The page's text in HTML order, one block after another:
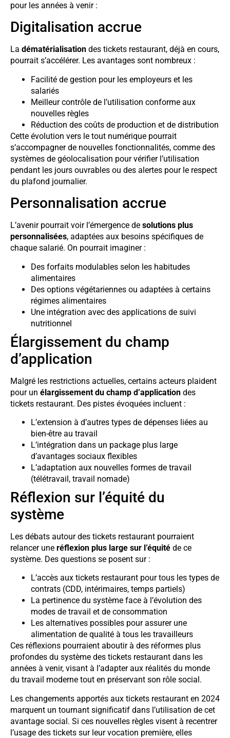
pour les années à venir :
Digitalisation accrue
La dématérialisation des tickets restaurant, déjà en cours,
pourrait s’accélérer. Les avantages sont nombreux :
Facilité de gestion pour les employeurs et les
salariés
Meilleur contrôle de l’utilisation conforme aux
nouvelles règles
Réduction des coûts de production et de distribution
Cette évolution vers le tout numérique pourrait
s’accompagner de nouvelles fonctionnalités, comme des
systèmes de géolocalisation pour vérifier l’utilisation
pendant les jours ouvrables ou des alertes pour le respect
du plafond journalier.
Personnalisation accrue
L’avenir pourrait voir l’émergence de solutions plus
personnalisées, adaptées aux besoins spécifiques de
chaque salarié. On pourrait imaginer :
Des forfaits modulables selon les habitudes
alimentaires
Des options végétariennes ou adaptées à certains
régimes alimentaires
Une intégration avec des applications de suivi
nutritionnel
Élargissement du champ
d’application
Malgré les restrictions actuelles, certains acteurs plaident
pour un élargissement du champ d’application des
tickets restaurant. Des pistes évoquées incluent :
L’extension à d’autres types de dépenses liées au
bien-être au travail
L’intégration dans un package plus large
d’avantages sociaux flexibles
L’adaptation aux nouvelles formes de travail
(télétravail, travail nomade)
Réflexion sur l’équité du
système
Les débats autour des tickets restaurant pourraient
relancer une réflexion plus large sur l’équité de ce
système. Des questions se posent sur :
L’accès aux tickets restaurant pour tous les types de
contrats (CDD, intérimaires, temps partiels)
La pertinence du système face à l’évolution des
modes de travail et de consommation
Les alternatives possibles pour assurer une
alimentation de qualité à tous les travailleurs
Ces réflexions pourraient aboutir à des réformes plus
profondes du système des tickets restaurant dans les
années à venir, visant à l’adapter aux réalités du monde
du travail moderne tout en préservant son rôle social.
Les changements apportés aux tickets restaurant en 2024
marquent un tournant significatif dans l’utilisation de cet
avantage social. Si ces nouvelles règles visent à recentrer
l’usage des tickets sur leur vocation première, elles